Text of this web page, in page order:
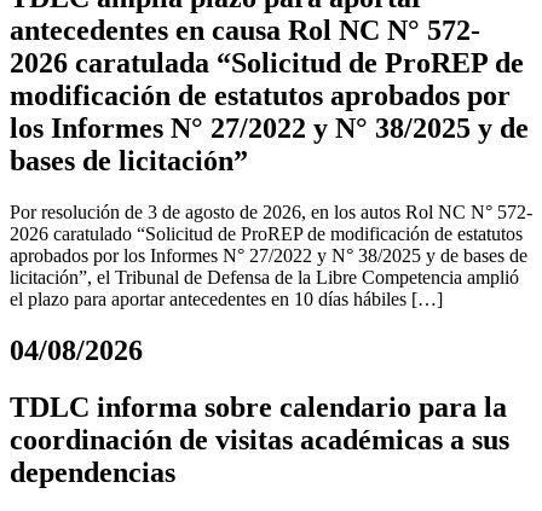
antecedentes en causa Rol NC N° 572-
2026 caratulada “Solicitud de ProREP de
modificación de estatutos aprobados por
los Informes N° 27/2022 y N° 38/2025 y de
bases de licitación”
Por resolución de 3 de agosto de 2026, en los autos Rol NC N° 572-
2026 caratulado “Solicitud de ProREP de modificación de estatutos
aprobados por los Informes N° 27/2022 y N° 38/2025 y de bases de
licitación”, el Tribunal de Defensa de la Libre Competencia amplió
el plazo para aportar antecedentes en 10 días hábiles […]
04/08/2026
TDLC informa sobre calendario para la
coordinación de visitas académicas a sus
dependencias